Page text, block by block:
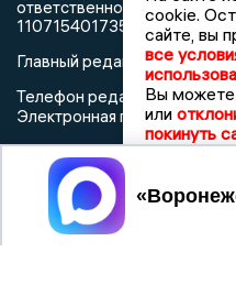
ответственностью
1107154017354)
Главный редактор: Пирогов
Телефон редакции: +7
Электронная почта
Регистрационный номер:
июня 2019г. согласно
зарегистрированных
выдана Федеральной
информационных
cookie.
сайте, вы
все
Вы можете
или
покинуть